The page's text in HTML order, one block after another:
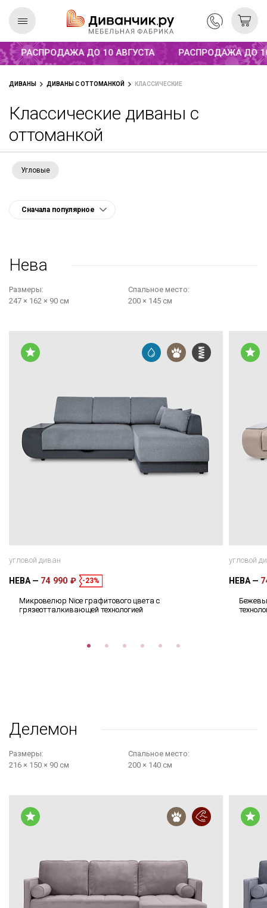
Распродажа до 10 августа
РАСПРОДАЖА ДО 10 АВГУСТА
РАСПРОДАЖА ДО 10
ДИВАНЫ ДИВАНЫ С ОТТОМАНКОЙ КЛАССИЧЕСКИЕ
Классические диваны с
оттоманкой
Угловые
Нева
Размеры:
247 × 162 × 90 см
Cпальное место:
200 × 145 см
угловой диван
НЕВА 74 990 ₽ -23%
Микровелюр Nice графитового цвета с
грязеотталкивающей технологией
угловой
НЕВА
Делемон
Размеры:
216 × 150 × 90 см
Cпальное место:
200 × 140 см
коллекция